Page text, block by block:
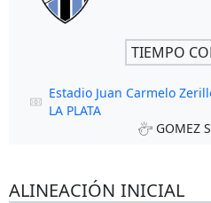
TIEMPO
Estadio Juan Carmelo
LA PLATA
GOMEZ
ALINEACIÓN INICIAL